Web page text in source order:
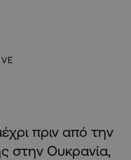
πριν από την
στην Ουκρανία,